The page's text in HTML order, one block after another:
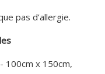
pas d’allergie.
100cm x 150cm,